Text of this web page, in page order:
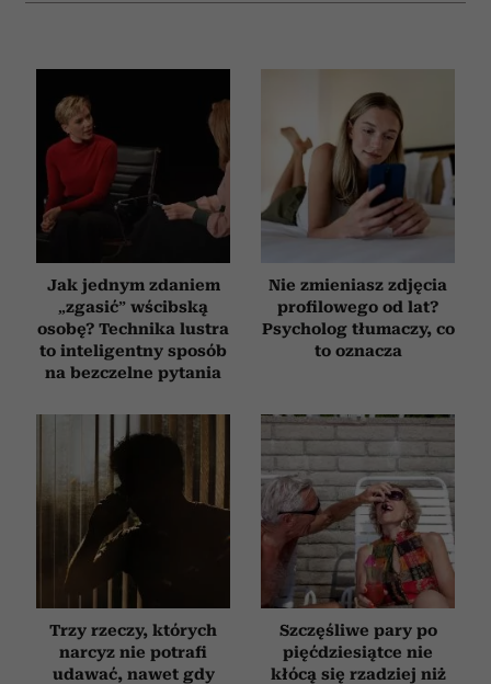
Jak jednym zdaniem
„zgasić” wścibską
osobę? Technika lustra
to inteligentny sposób
na bezczelne pytania
Nie zmieniasz zdjęcia
profilowego od lat?
Psycholog tłumaczy, co
to oznacza
Trzy rzeczy, których
narcyz nie potrafi
udawać, nawet gdy
Szczęśliwe pary po
pięćdziesiątce nie
kłócą się rzadziej niż